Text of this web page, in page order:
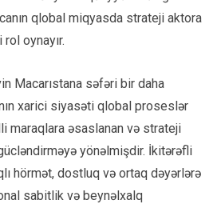
qlobal miqyasda strateji aktora
oynayır.
Macarıstana səfəri bir daha
xarici siyasəti qlobal proseslər
maraqlara əsaslanan və strateji
yönəlmişdir. İkitərəfli
hörmət, dostluq və ortaq dəyərlərə
sabitlik və beynəlxalq